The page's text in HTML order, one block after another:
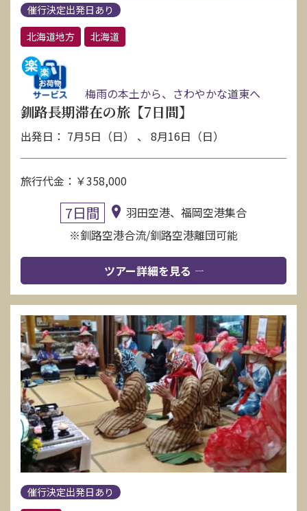
電話にてお問い合わせ
催行決定出発日あり
北海道地方
北海道
梅雨の本土から、さわやかな道東へ
釧路長期滞在の旅【7日間】
出発日： 7月5日（日） 、 8月16日（日）
旅行代金：￥358,000
7日間
羽田空港、福岡空港集合
※釧路空港合流/釧路空港離団可能
ツアー詳細を見る
催行決定出発日あり